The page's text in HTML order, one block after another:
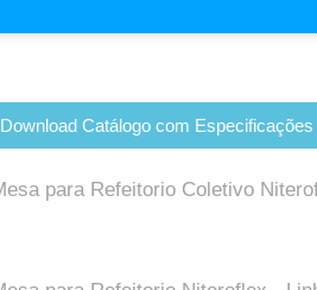
Download Catálogo com